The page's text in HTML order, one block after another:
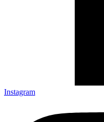
Instagram